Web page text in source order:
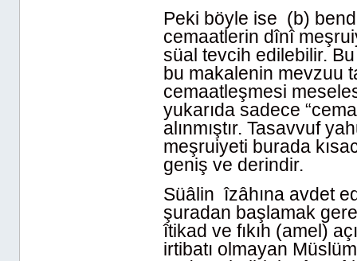
Peki böyle ise (b)
cemaatlerin dînî
süal tevcih edilebilir.
bu makalenin mevzuu
cemaatleşmesi
yukarıda sadece
alınmıştır. Tasavvuf
meşruiyeti burada
geniş ve derindir.
Süâlin îzâhına avdet
şuradan başlamak
îtikad ve fıkıh (amel)
irtibatı olmayan